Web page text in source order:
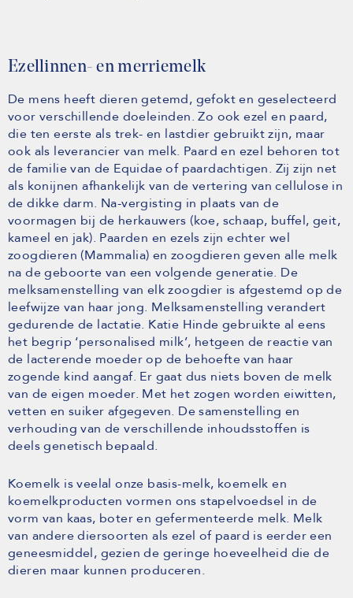
Ezellinnen- en merriemelk
De mens heeft dieren getemd, gefokt en geselecteerd
voor verschillende doeleinden. Zo ook ezel en paard,
die ten eerste als trek- en lastdier gebruikt zijn, maar
ook als leverancier van melk. Paard en ezel behoren tot
de familie van de Equidae of paardachtigen. Zij zijn net
als konijnen afhankelijk van de vertering van cellulose in
de dikke darm. Na-vergisting in plaats van de
voormagen bij de herkauwers (koe, schaap, buffel, geit,
kameel en jak). Paarden en ezels zijn echter wel
zoogdieren (Mammalia) en zoogdieren geven alle melk
na de geboorte van een volgende generatie. De
melksamenstelling van elk zoogdier is afgestemd op de
leefwijze van haar jong. Melksamenstelling verandert
gedurende de lactatie. Katie Hinde gebruikte al eens
het begrip ‘personalised milk’, hetgeen de reactie van
de lacterende moeder op de behoefte van haar
zogende kind aangaf. Er gaat dus niets boven de melk
van de eigen moeder. Met het zogen worden eiwitten,
vetten en suiker afgegeven. De samenstelling en
verhouding van de verschillende inhoudsstoffen is
deels genetisch bepaald.
Koemelk is veelal onze basis-melk, koemelk en
koemelkproducten vormen ons stapelvoedsel in de
vorm van kaas, boter en gefermenteerde melk. Melk
van andere diersoorten als ezel of paard is eerder een
geneesmiddel, gezien de geringe hoeveelheid die de
dieren maar kunnen produceren.